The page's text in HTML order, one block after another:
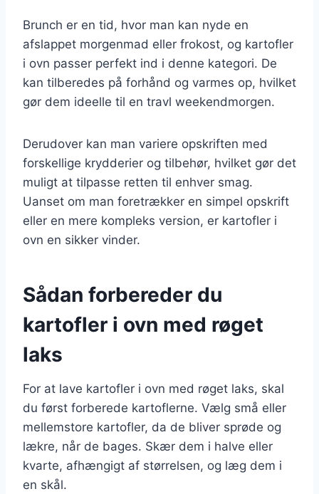
Brunch er en tid, hvor man kan nyde en
afslappet morgenmad eller frokost, og kartofler
i ovn passer perfekt ind i denne kategori. De
kan tilberedes på forhånd og varmes op, hvilket
gør dem ideelle til en travl weekendmorgen.
Derudover kan man variere opskriften med
forskellige krydderier og tilbehør, hvilket gør det
muligt at tilpasse retten til enhver smag.
Uanset om man foretrækker en simpel opskrift
eller en mere kompleks version, er kartofler i
ovn en sikker vinder.
Sådan forbereder du
kartofler i ovn med røget
laks
For at lave kartofler i ovn med røget laks, skal
du først forberede kartoflerne. Vælg små eller
mellemstore kartofler, da de bliver sprøde og
lækre, når de bages. Skær dem i halve eller
kvarte, afhængigt af størrelsen, og læg dem i
en skål.